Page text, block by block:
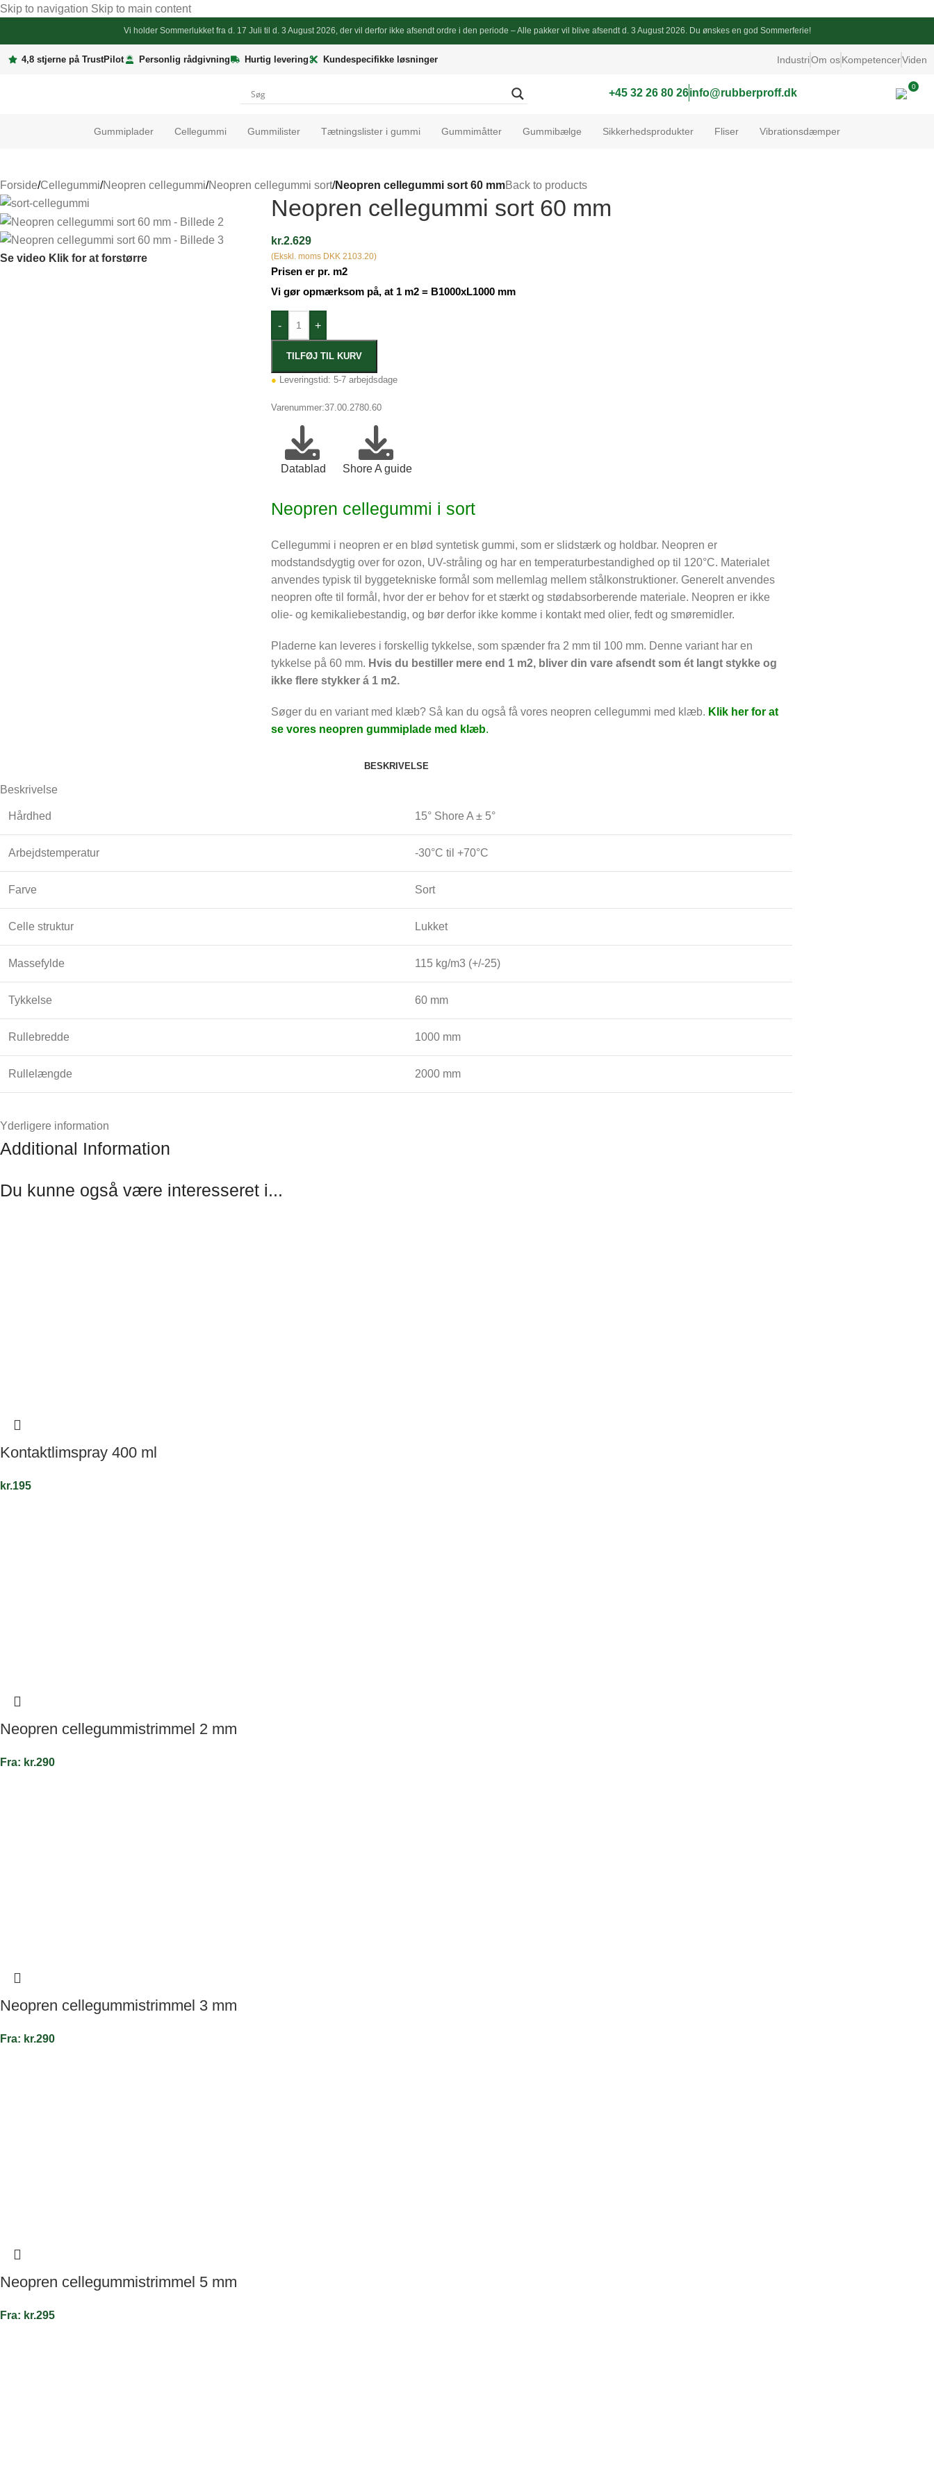
Skip to navigation Skip to main content
Vi holderSommerlukketfra d. 17 Juli til d. 3 August 2026, der vil derfor ikke afsendt ordre i den periode – Alle pakker vil blive afsendt d. 3 August 2026. Du ønskes en god Sommerferie!
4,8 stjerne på TrustPilot Personlig rådgivning Hurtig levering Kundespecifikke løsninger IndustriOm osKompetencerViden
+45 32 26 80 26info@rubberproff.dk 0
Gummiplader Cellegummi Gummilister Tætningslister i gummi Gummimåtter Gummibælge Sikkerhedsprodukter Fliser Vibrationsdæmper
Forside/Cellegummi/Neopren cellegummi/Neopren cellegummi sort/Neopren cellegummi sort 60 mmBack to products
Se video Klik for at forstørre
Neopren cellegummi sort 60 mm
kr.2.629
(Ekskl. moms DKK 2103.20)
Prisen er pr. m2
Vi gør opmærksom på, at 1 m2 = B1000xL1000 mm
- +
TILFØJ TIL KURV
● Leveringstid: 5-7 arbejdsdage
Varenummer:37.00.2780.60
Datablad Shore A guide
Neopren cellegummi i sort
Cellegummi i neopren er en blød syntetisk gummi, som er slidstærk og holdbar. Neopren er
modstandsdygtig over for ozon, UV-stråling og har en temperaturbestandighed op til 120°C. Materialet
anvendes typisk til byggetekniske formål som mellemlag mellem stålkonstruktioner. Generelt anvendes
neopren ofte til formål, hvor der er behov for et stærkt og stødabsorberende materiale. Neopren er ikke
olie- og kemikaliebestandig, og bør derfor ikke komme i kontakt med olier, fedt og smøremidler.
Pladerne kan leveres i forskellig tykkelse, som spænder fra 2 mm til 100 mm. Denne variant har en
tykkelse på 60 mm. Hvis du bestiller mere end 1 m2, bliver din vare afsendt som ét langt stykke og
ikke flere stykker á 1 m2.
Søger du en variant med klæb? Så kan du også få vores neopren cellegummi med klæb. Klik her for at
se vores neopren gummiplade med klæb.
BESKRIVELSE
Beskrivelse
Hårdhed 15° Shore A ± 5°
Arbejdstemperatur -30°C til +70°C
Farve Sort
Celle struktur Lukket
Massefylde 115 kg/m3 (+/-25)
Tykkelse 60 mm
Rullebredde 1000 mm
Rullelængde 2000 mm
Yderligere information
Additional Information
Du kunne også være interesseret i...
Kontaktlimspray 400 ml
kr.195
Neopren cellegummistrimmel 2 mm
Fra: kr.290
Neopren cellegummistrimmel 3 mm
Fra: kr.290
Neopren cellegummistrimmel 5 mm
Fra: kr.295